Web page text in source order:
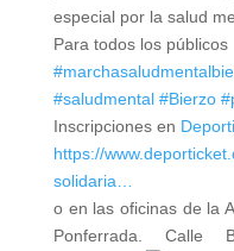
especial por la salud
Para todos los públicos
#saludmental #Bierzo
Inscripciones en
https://
solidaria…
o en las oficinas de la
Ponferrada. Calle